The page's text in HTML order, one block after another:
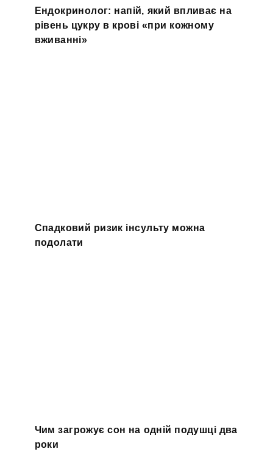
Ендокринолог: напій, який впливає на
рівень цукру в крові «при кожному
вживанні»
Спадковий ризик інсульту можна
подолати
Чим загрожує сон на одній подушці два
роки